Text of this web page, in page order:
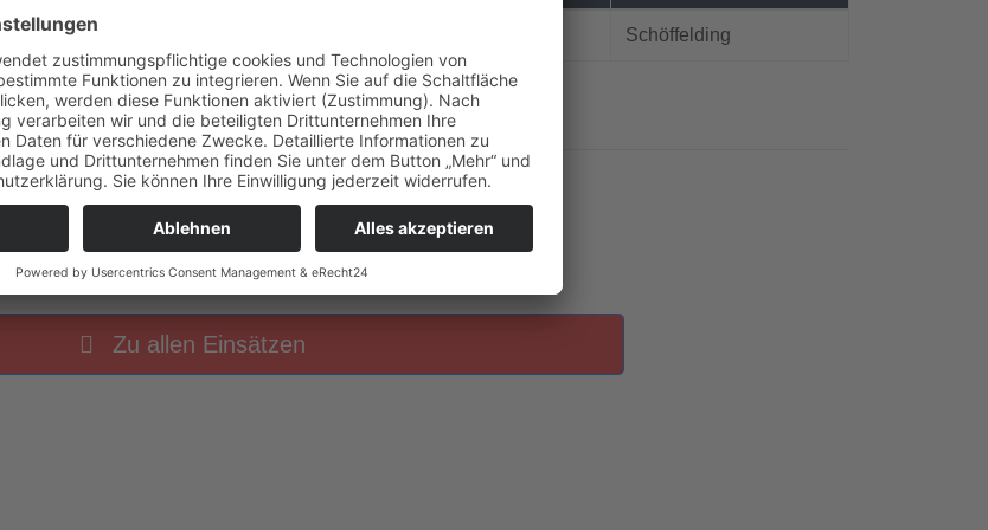
Schöffelding
Zu allen Einsätzen